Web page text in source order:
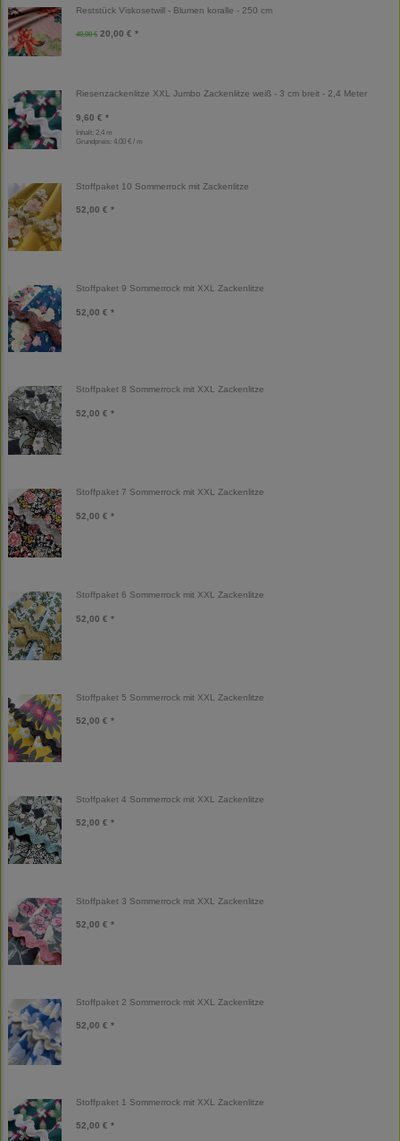
Reststück Viskosetwill - Blumen koralle - 250 cm
40,00 € 20,00 € *
Riesenzackenlitze XXL Jumbo Zackenlitze weiß - 3 cm breit - 2,4 Meter
9,60 € *
Inhalt: 2,4 m
Grundpreis: 4,00 € / m
Stoffpaket 10 Sommerrock mit Zackenlitze
52,00 € *
Stoffpaket 9 Sommerrock mit XXL Zackenlitze
52,00 € *
Stoffpaket 8 Sommerrock mit XXL Zackenlitze
52,00 € *
Stoffpaket 7 Sommerrock mit XXL Zackenlitze
52,00 € *
Stoffpaket 6 Sommerrock mit XXL Zackenlitze
52,00 € *
Stoffpaket 5 Sommerrock mit XXL Zackenlitze
52,00 € *
Stoffpaket 4 Sommerrock mit XXL Zackenlitze
52,00 € *
Stoffpaket 3 Sommerrock mit XXL Zackenlitze
52,00 € *
Stoffpaket 2 Sommerrock mit XXL Zackenlitze
52,00 € *
Stoffpaket 1 Sommerrock mit XXL Zackenlitze
52,00 € *